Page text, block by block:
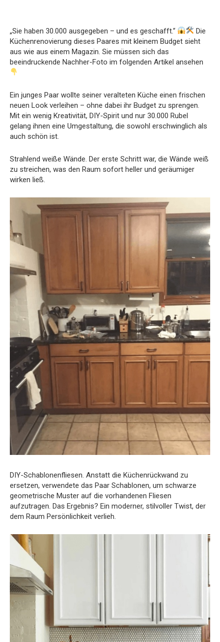
„Sie haben 30.000 ausgegeben – und es geschafft.“
Die
Küchenrenovierung dieses Paares mit kleinem Budget sieht
aus wie aus einem Magazin. Sie müssen sich das
beeindruckende Nachher-Foto im folgenden Artikel ansehen
Ein junges Paar wollte seiner veralteten Küche einen frischen
neuen Look verleihen – ohne dabei ihr Budget zu sprengen.
Mit ein wenig Kreativität, DIY-Spirit und nur 30.000 Rubel
gelang ihnen eine Umgestaltung, die sowohl erschwinglich als
auch schön ist.
Strahlend weiße Wände. Der erste Schritt war, die Wände weiß
zu streichen, was den Raum sofort heller und geräumiger
wirken ließ.
DIY-Schablonenfliesen. Anstatt die Küchenrückwand zu
ersetzen, verwendete das Paar Schablonen, um schwarze
geometrische Muster auf die vorhandenen Fliesen
aufzutragen. Das Ergebnis? Ein moderner, stilvoller Twist, der
dem Raum Persönlichkeit verlieh.